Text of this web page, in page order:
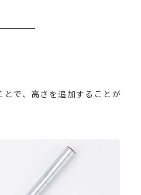
で、高さを追加することが